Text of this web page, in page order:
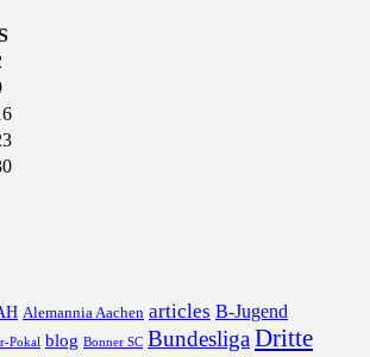
Alemannia Aachen articles B-Jugend
Pokal blog Bonner SC BundesligaDritte